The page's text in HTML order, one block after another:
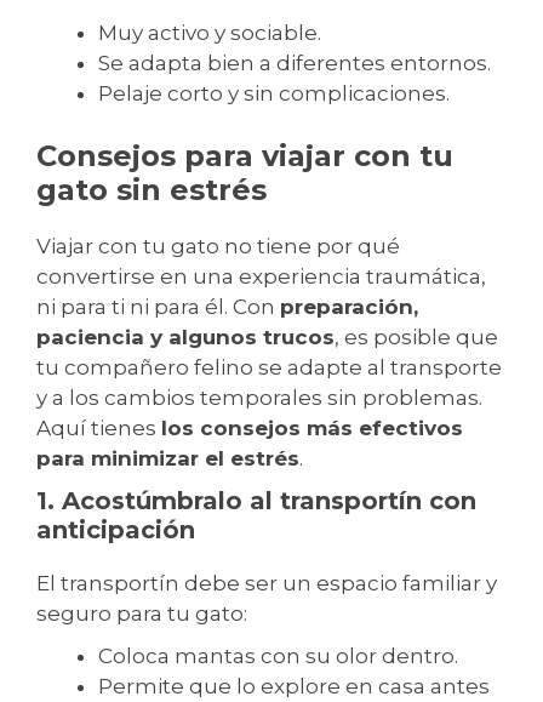
Muy activo y sociable.
Se adapta bien a diferentes entornos.
Pelaje corto y sin complicaciones.
Consejos para viajar con tu
gato sin estrés
Viajar con tu gato no tiene por qué
convertirse en una experiencia traumática,
ni para ti ni para él. Con preparación,
paciencia y algunos trucos, es posible que
tu compañero felino se adapte al transporte
y a los cambios temporales sin problemas.
Aquí tienes los consejos más efectivos
para minimizar el estrés.
1. Acostúmbralo al transportín con
anticipación
El transportín debe ser un espacio familiar y
seguro para tu gato:
Coloca mantas con su olor dentro.
Permite que lo explore en casa antes